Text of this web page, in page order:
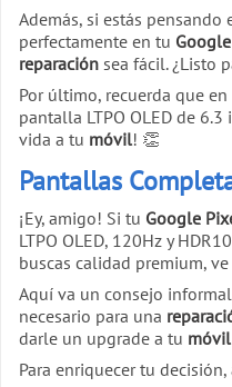
Además, si estás pensando
perfectamente en tu
reparación sea fácil. ¿Listo
Por último, recuerda que
pantalla LTPO OLED de
vida a tu móvil! 👏
Pantallas
¡Ey, amigo! Si tu Google
LTPO OLED, 120Hz y
buscas calidad premium,
Aquí va un consejo
necesario para una
darle un upgrade a tu móvil
Para enriquecer tu